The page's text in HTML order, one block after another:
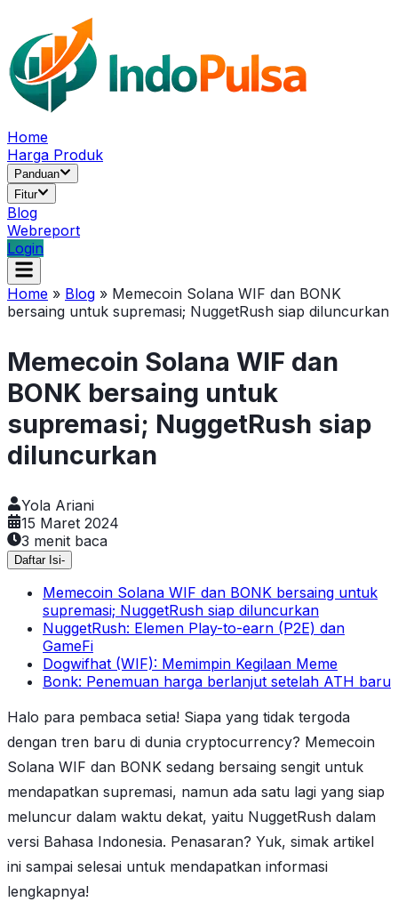
Home
Harga Produk
Panduan
Fitur
Blog
Webreport
Login
Home » Blog » Memecoin Solana WIF dan BONK
bersaing untuk supremasi; NuggetRush siap diluncurkan
Memecoin Solana WIF dan
BONK bersaing untuk
supremasi; NuggetRush siap
diluncurkan
Yola Ariani
15 Maret 2024
3 menit baca
Daftar Isi-
Memecoin Solana WIF dan BONK bersaing untuk
supremasi; NuggetRush siap diluncurkan
NuggetRush: Elemen Play-to-earn (P2E) dan
GameFi
Dogwifhat (WIF): Memimpin Kegilaan Meme
Bonk: Penemuan harga berlanjut setelah ATH baru
Halo para pembaca setia! Siapa yang tidak tergoda
dengan tren baru di dunia cryptocurrency? Memecoin
Solana WIF dan BONK sedang bersaing sengit untuk
mendapatkan supremasi, namun ada satu lagi yang siap
meluncur dalam waktu dekat, yaitu NuggetRush dalam
versi Bahasa Indonesia. Penasaran? Yuk, simak artikel
ini sampai selesai untuk mendapatkan informasi
lengkapnya!